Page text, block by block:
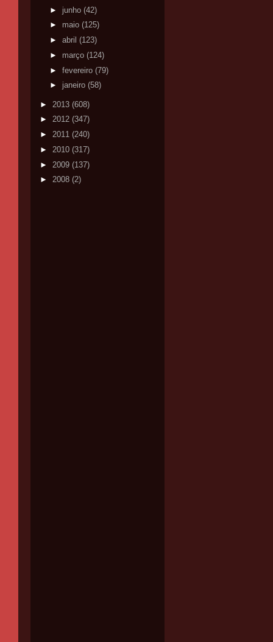
► junho (42)
► maio (125)
► abril (123)
► março (124)
► fevereiro (79)
► janeiro (58)
► 2013 (608)
► 2012 (347)
► 2011 (240)
► 2010 (317)
► 2009 (137)
► 2008 (2)